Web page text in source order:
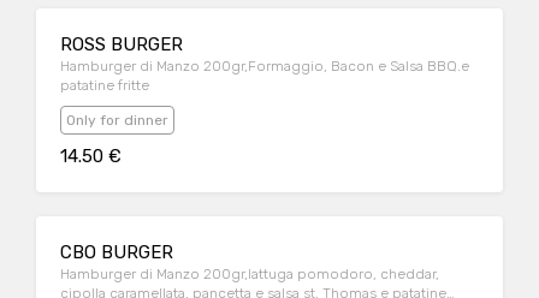
ROSS BURGER
Hamburger di Manzo 200gr,Formaggio, Bacon e Salsa BBQ.e
patatine fritte
Only for dinner
14.50 €
CBO BURGER
Hamburger di Manzo 200gr,lattuga pomodoro, cheddar,
cipolla caramellata, pancetta e salsa st. Thomas e patatine